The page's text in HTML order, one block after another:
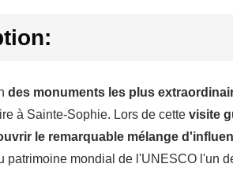
des monuments les plus
à Sainte-Sophie. Lors de cette visite
le remarquable mélange
patrimoine mondial de l'UNESCO l'un